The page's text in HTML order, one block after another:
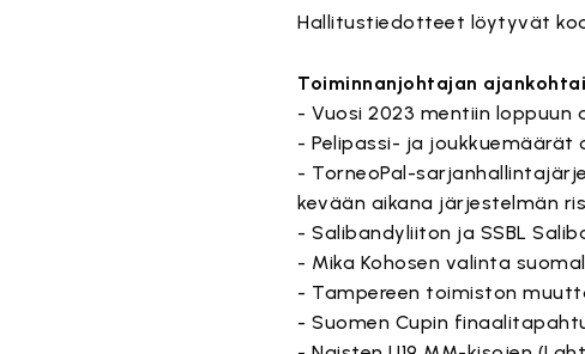
Hallitustiedotteet löytyvät
Toiminnanjohtajan
- Vuosi 2023 mentiin loppuun
- Pelipassi- ja
- TorneoPal-
kevään aikana järjestelmän
- Salibandyliiton ja SSBL
- Mika Kohosen valinta
- Tampereen toimiston
- Suomen Cupin